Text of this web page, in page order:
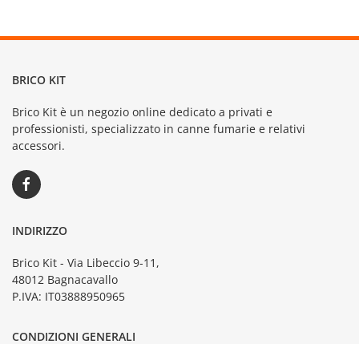
BRICO KIT
Brico Kit è un negozio online dedicato a privati e
professionisti, specializzato in canne fumarie e relativi
accessori.
INDIRIZZO
Brico Kit - Via Libeccio 9-11,
48012 Bagnacavallo
P.IVA: IT03888950965
CONDIZIONI GENERALI